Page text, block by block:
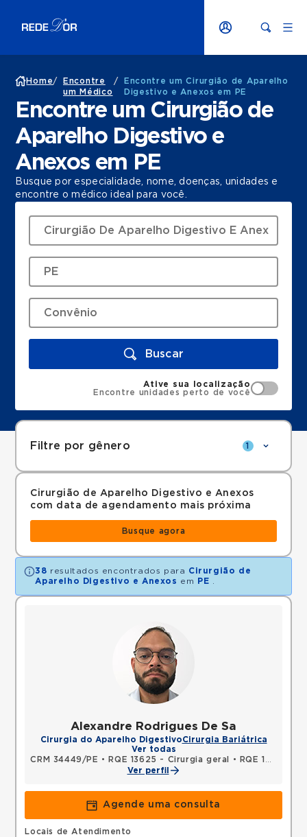
Home/
Encontre
um Médico
/
Encontre um Cirurgião de Aparelho
Digestivo e Anexos em PE
Encontre um Cirurgião de
Aparelho Digestivo e
Anexos em PE
Busque por especialidade, nome, doenças, unidades e
encontre o médico ideal para você.
Buscar
Ative sua localização
Encontre unidades perto de você
Filtre por gênero 1
Cirurgião de Aparelho Digestivo e Anexos
com data de agendamento mais próxima
Busque agora
38 resultados encontrados para Cirurgião de
Aparelho Digestivo e Anexos em PE
Alexandre Rodrigues De Sa
Cirurgia do Aparelho DigestivoCirurgia Bariátrica
Ver todas
CRM 34449/PE • RQE 13625 - Cirurgia geral •
RQE 17529 - Cirurgia do aparelho digestivo
Ver perfil
Agende uma consulta
Locais de Atendimento